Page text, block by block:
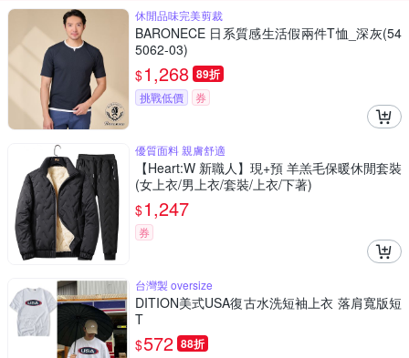
休閒品味完美剪裁
BARONECE 日系質感生活假兩件T恤_深灰(54
5062-03)
$1,268 89折
挑戰低價 券
優質面料 親膚舒適
【Heart:W 新職人】現+預 羊羔毛保暖休閒套裝
(女上衣/男上衣/套裝/上衣/下著)
$1,247
券
台灣製 oversize
DITION美式USA復古水洗短袖上衣 落肩寬版短
T
$572 88折